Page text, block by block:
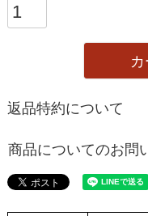
返品特約について
商品についてのお問